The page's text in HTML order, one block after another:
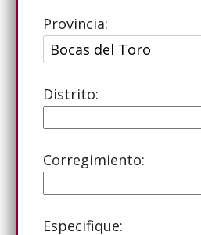
Provincia:
Distrito:
Corregimiento:
Especifique: